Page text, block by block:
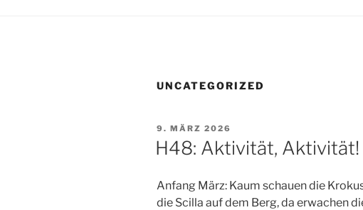
UNCATEGORIZED
VERÖFFENTLICHT
AM
9. MÄRZ 2026
H48: Aktivität, Aktivität!
Anfang März: Kaum schauen die
die Scilla auf dem Berg, da erwachen